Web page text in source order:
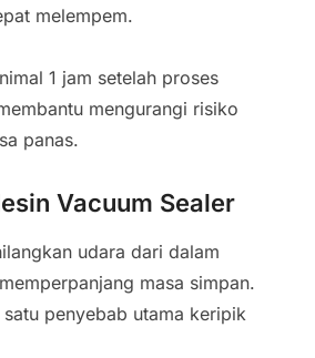
melempem.
1 jam setelah proses
mengurangi risiko
panas.
Vacuum Sealer
udara dari dalam
masa simpan.
penyebab utama keripik